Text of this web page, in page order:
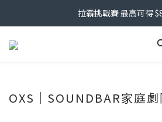
拉霸挑戰賽 最高可得
OXS｜SOUNDBAR家庭劇